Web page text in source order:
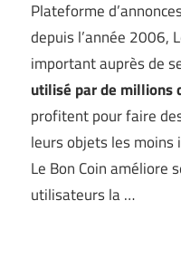
Plateforme
depuis l’année 2006,
important auprès de
utilisé par de millions
profitent pour faire
leurs objets les moins
Le Bon Coin améliore
utilisateurs la …